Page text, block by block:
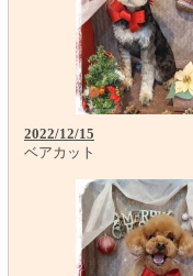
2022/12/15
ベアカット